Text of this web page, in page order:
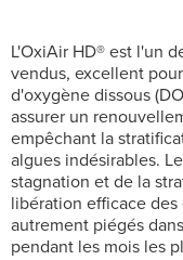
L'OxiAir HD® est l'un
vendus, excellent
d'oxygène dissous
assurer un
empêchant la
algues indésirables.
stagnation et de la
libération efficace
autrement piégés
pendant les mois les